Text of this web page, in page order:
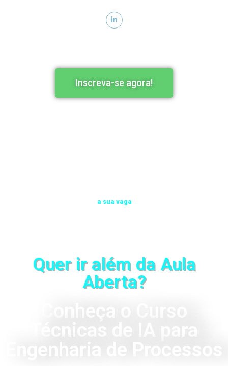
Inscreva-se agora!
a sua vaga
Quer ir além da Aula
Aberta?